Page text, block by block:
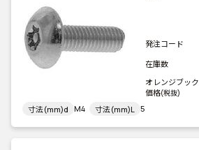
発注コード
在庫数
オレンジブック
価格(税抜)
寸法(mm)d M4 寸法(mm)L 5